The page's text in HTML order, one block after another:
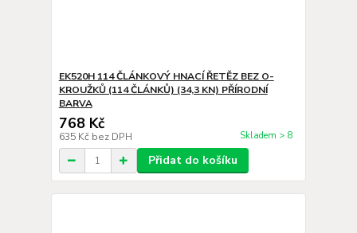
EK520H 114 ČLÁNKOVÝ HNACÍ ŘETĚZ BEZ O-
KROUŽKŮ (114 ČLÁNKŮ) (34,3 KN) PŘÍRODNÍ
BARVA
768 Kč
635 Kč bez DPH Skladem > 8
Přidat do košíku